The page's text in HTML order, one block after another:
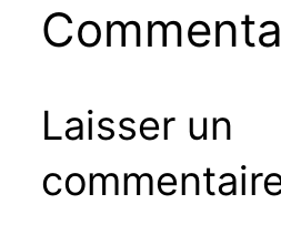
Laisser un